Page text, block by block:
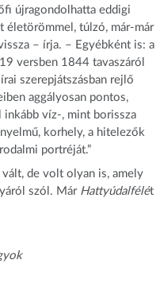
újragondolhatta eddigi
életörömmel, túlzó, már-már
– írja. – Egyébként is: a
versben 1844 tavaszáról
szerepjátszásban rejlő
aggályosan pontos,
inkább víz-, mint borissza
korhely, a hitelezők
portréját.”
de volt olyan is, amely
szól. Már Hattyúdalfélét